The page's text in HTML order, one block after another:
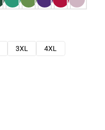
3XL
4XL